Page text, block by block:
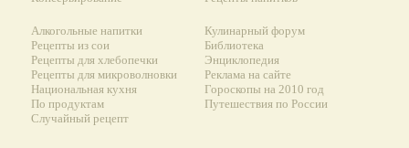
Алкогольные напитки
Рецепты из сои
Рецепты для хлебопечки
Рецепты для микроволновки
Национальная кухня
По продуктам
Случайный рецепт
Кулинарный форум
Библиотека
Энциклопедия
Реклама на сайте
Гороскопы на 2010 год
Путешествия по России